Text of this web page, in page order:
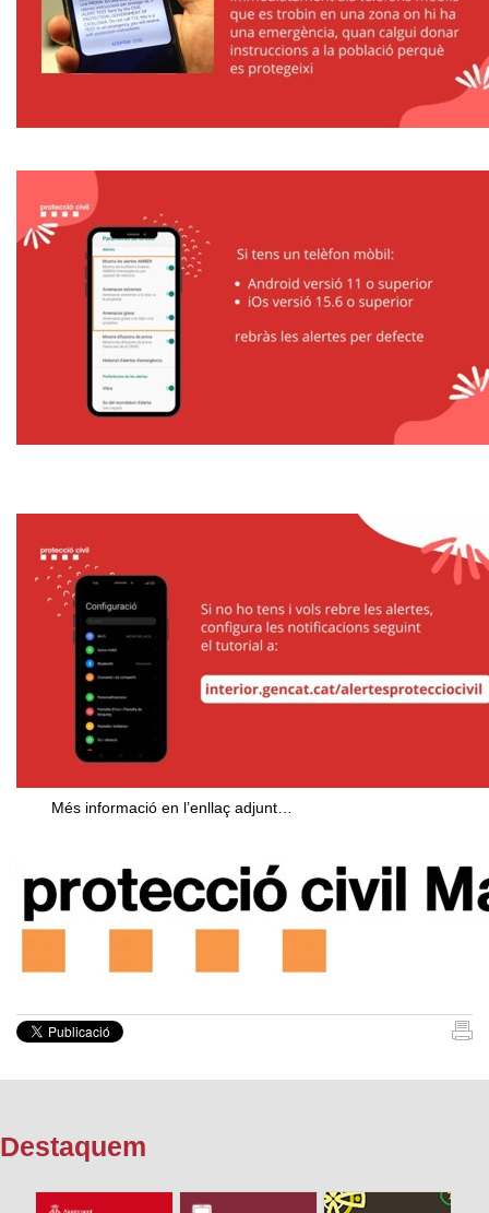
Més informació en l’enllaç adjunt…
Destaquem